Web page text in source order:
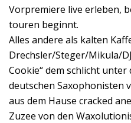
Vorpremiere live erleben,
touren beginnt.
Alles andere als kalten
Drechsler/Steger/Mikula/
Cookie“ dem schlicht unter
deutschen Saxophonisten
aus dem Hause cracked
Zuzee von den